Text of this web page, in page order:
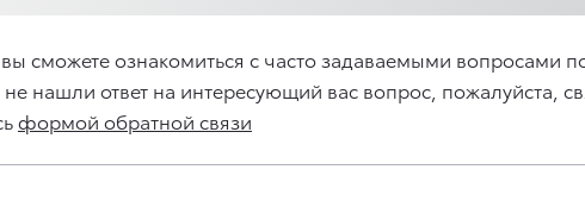
сможете ознакомиться с часто задаваемыми
нашли ответ на интересующий вас вопрос, пожалуйста,
формой обратной связи